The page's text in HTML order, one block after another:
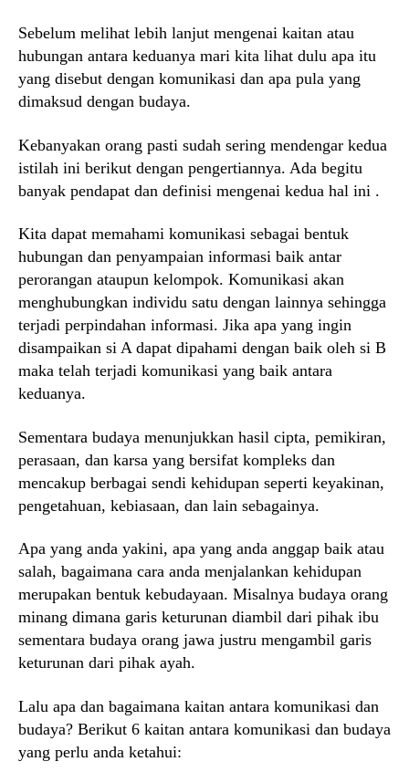
Sebelum melihat lebih lanjut mengenai kaitan atau
hubungan antara keduanya mari kita lihat dulu apa itu
yang disebut dengan komunikasi dan apa pula yang
dimaksud dengan budaya.
Kebanyakan orang pasti sudah sering mendengar kedua
istilah ini berikut dengan pengertiannya. Ada begitu
banyak pendapat dan definisi mengenai kedua hal ini .
Kita dapat memahami komunikasi sebagai bentuk
hubungan dan penyampaian informasi baik antar
perorangan ataupun kelompok. Komunikasi akan
menghubungkan individu satu dengan lainnya sehingga
terjadi perpindahan informasi. Jika apa yang ingin
disampaikan si A dapat dipahami dengan baik oleh si B
maka telah terjadi komunikasi yang baik antara
keduanya.
Sementara budaya menunjukkan hasil cipta, pemikiran,
perasaan, dan karsa yang bersifat kompleks dan
mencakup berbagai sendi kehidupan seperti keyakinan,
pengetahuan, kebiasaan, dan lain sebagainya.
Apa yang anda yakini, apa yang anda anggap baik atau
salah, bagaimana cara anda menjalankan kehidupan
merupakan bentuk kebudayaan. Misalnya budaya orang
minang dimana garis keturunan diambil dari pihak ibu
sementara budaya orang jawa justru mengambil garis
keturunan dari pihak ayah.
Lalu apa dan bagaimana kaitan antara komunikasi dan
budaya? Berikut 6 kaitan antara komunikasi dan budaya
yang perlu anda ketahui: